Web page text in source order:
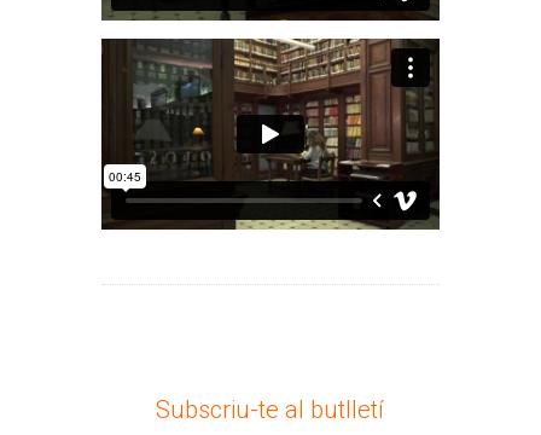
Subscriu-te al butlletí